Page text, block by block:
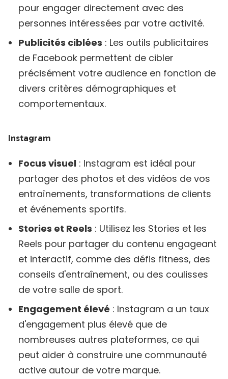
pour engager directement avec des
personnes intéressées par votre activité.
Publicités ciblées : Les outils publicitaires
de Facebook permettent de cibler
précisément votre audience en fonction de
divers critères démographiques et
comportementaux.
Instagram
Focus visuel : Instagram est idéal pour
partager des photos et des vidéos de vos
entraînements, transformations de clients
et événements sportifs.
Stories et Reels : Utilisez les Stories et les
Reels pour partager du contenu engageant
et interactif, comme des défis fitness, des
conseils d'entraînement, ou des coulisses
de votre salle de sport.
Engagement élevé : Instagram a un taux
d'engagement plus élevé que de
nombreuses autres plateformes, ce qui
peut aider à construire une communauté
active autour de votre marque.